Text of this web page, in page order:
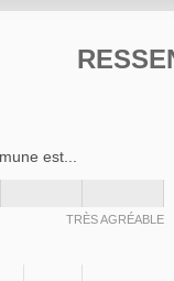
est...
TRÈS AGRÉABLE